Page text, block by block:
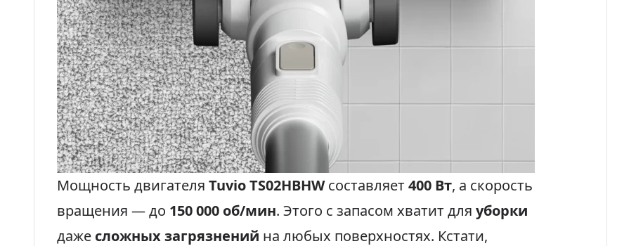
Мощность двигателя Tuvio TS02HBHWсоставляет 400 Вт, а скорость
вращения — до 150 000 об/мин. Этого с запасом хватит для уборки
даже сложных загрязнений на любых поверхностях. Кстати,